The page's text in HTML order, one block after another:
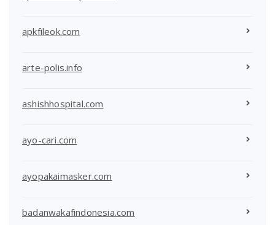
apkfileok.com
arte-polis.info
ashishhospital.com
ayo-cari.com
ayopakaimasker.com
badanwakafindonesia.com